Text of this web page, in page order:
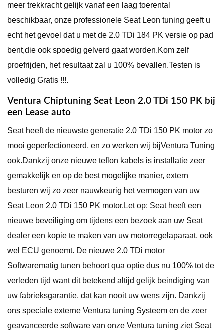
meer trekkracht gelijk vanaf een laag toerental
beschikbaar, onze professionele Seat Leon tuning geeft u
echt het gevoel dat u met de 2.0 TDi 184 PK versie op pad
bent,die ook spoedig gelverd gaat worden.Kom zelf
proefrijden, het resultaat zal u 100% bevallen.Testen is
volledig Gratis !!!.
Ventura Chiptuning Seat Leon 2.0 TDi 150 PK bij
een Lease auto
Seat heeft de nieuwste generatie 2.0 TDi 150 PK motor zo
mooi geperfectioneerd, en zo werken wij bijVentura Tuning
ook.Dankzij onze nieuwe teflon kabels is installatie zeer
gemakkelijk en op de best mogelijke manier, extern
besturen wij zo zeer nauwkeurig het vermogen van uw
Seat Leon 2.0 TDi 150 PK motor.Let op: Seat heeft een
nieuwe beveiliging om tijdens een bezoek aan uw Seat
dealer een kopie te maken van uw motorregelaparaat, ook
wel ECU genoemt. De nieuwe 2.0 TDi motor
Softwarematig tunen behoort qua optie dus nu 100% tot de
verleden tijd want dit betekend altijd gelijk beindiging van
uw fabrieksgarantie, dat kan nooit uw wens zijn. Dankzij
ons speciale externe Ventura tuning Systeem en de zeer
geavanceerde software van onze Ventura tuning ziet Seat